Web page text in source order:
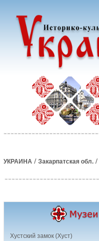
УКРАИНА / Закарпатская обл. /
Хустский замок (Хуст)